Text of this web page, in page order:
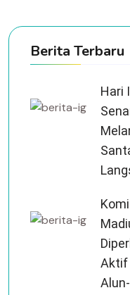
Berita Terbaru
Hari
Aktif